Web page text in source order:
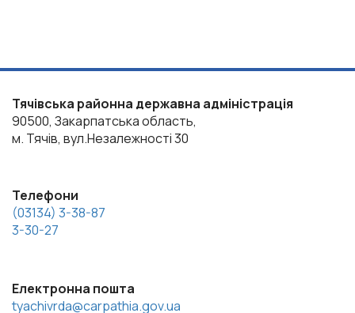
Тячівська районна державна адміністрація
90500, Закарпатська область,
м. Тячів, вул.Незалежності 30
Телефони
(03134) 3-38-87
3-30-27
Електронна пошта
tyachivrda@carpathia.gov.ua